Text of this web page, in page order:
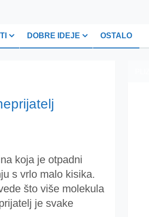
DOBRE IDEJE OSTALO
koja je otpadni
s vrlo malo kisika.
što više molekula
je svake